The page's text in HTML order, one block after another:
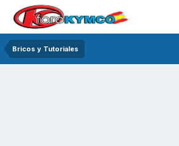
Bricos y Tutoriales